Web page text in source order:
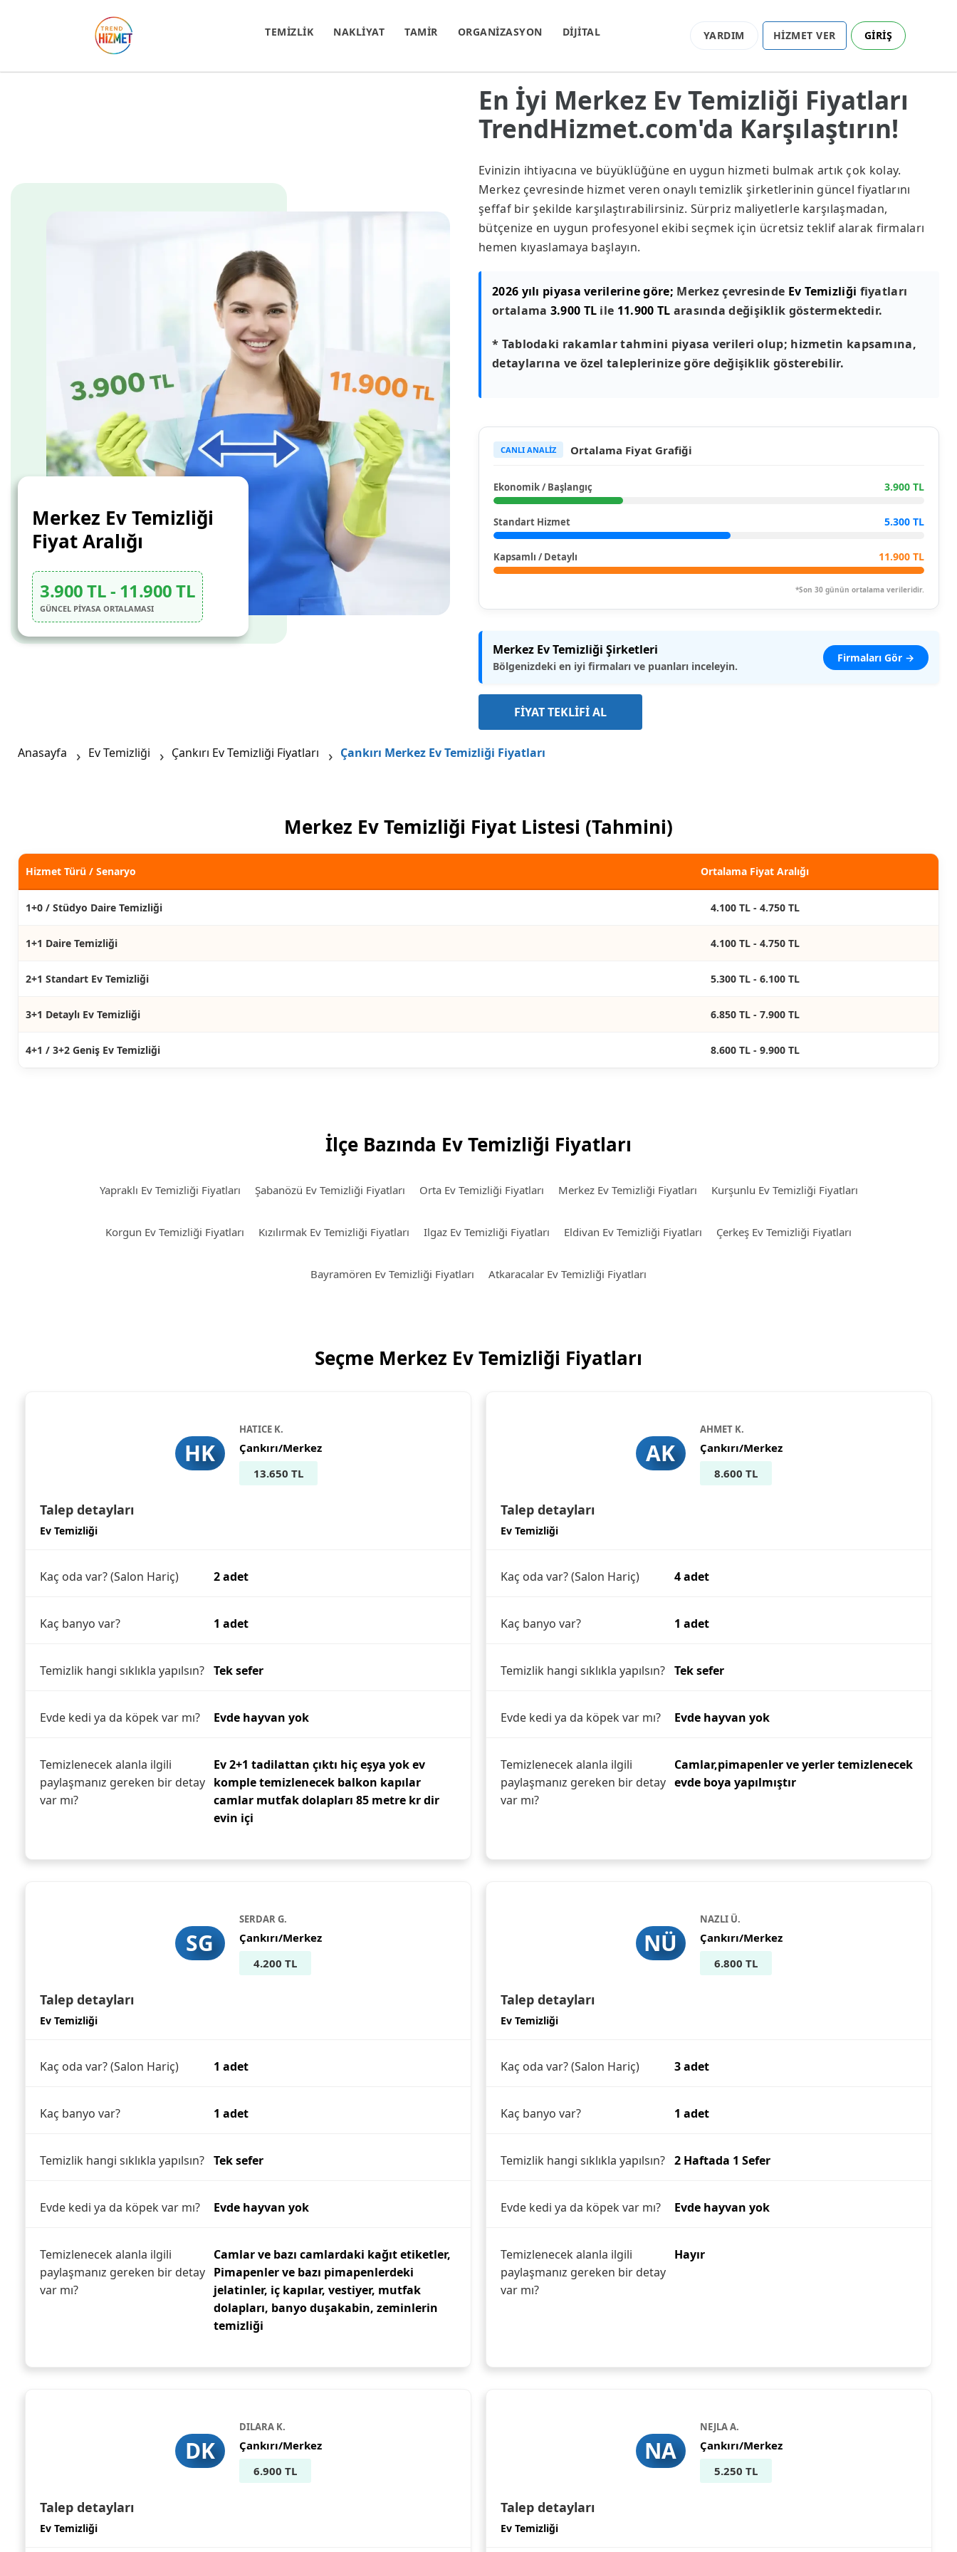
TEMİZLİK NAKLİYAT TAMİR ORGANİZASYON DİJİTAL YARDIM HİZMET VER GİRİŞ
En İyi Merkez Ev Temizliği Fiyatları
TrendHizmet.com'da Karşılaştırın!
Evinizin ihtiyacına ve büyüklüğüne en uygun hizmeti bulmak artık çok kolay.
Merkez çevresinde hizmet veren onaylı temizlik şirketlerinin güncel fiyatlarını
şeffaf bir şekilde karşılaştırabilirsiniz. Sürpriz maliyetlerle karşılaşmadan,
bütçenize en uygun profesyonel ekibi seçmek için ücretsiz teklif alarak firmaları
hemen kıyaslamaya başlayın.
2026 yılı piyasa verilerine göre; Merkez çevresinde Ev Temizliği fiyatları
ortalama 3.900 TL ile 11.900 TL arasında değişiklik göstermektedir.
* Tablodaki rakamlar tahmini piyasa verileri olup; hizmetin kapsamına,
detaylarına ve özel taleplerinize göre değişiklik gösterebilir.
CANLI ANALİZ Ortalama Fiyat Grafiği
Ekonomik / Başlangıç 3.900 TL
Standart Hizmet 5.300 TL
Kapsamlı / Detaylı 11.900 TL
*Son 30 günün ortalama verileridir.
Merkez Ev Temizliği Şirketleri
Bölgenizdeki en iyi firmaları ve puanları inceleyin.
Firmaları Gör →
FİYAT TEKLİFİ AL
Merkez Ev Temizliği
Fiyat Aralığı
3.900 TL - 11.900 TL
GÜNCEL PİYASA ORTALAMASI
Anasayfa Ev Temizliği Çankırı Ev Temizliği Fiyatları Çankırı Merkez Ev Temizliği Fiyatları
Merkez Ev Temizliği Fiyat Listesi (Tahmini)
Hizmet Türü / Senaryo Ortalama Fiyat Aralığı
1+0 / Stüdyo Daire Temizliği 4.100 TL - 4.750 TL
1+1 Daire Temizliği 4.100 TL - 4.750 TL
2+1 Standart Ev Temizliği 5.300 TL - 6.100 TL
3+1 Detaylı Ev Temizliği 6.850 TL - 7.900 TL
4+1 / 3+2 Geniş Ev Temizliği 8.600 TL - 9.900 TL
İlçe Bazında Ev Temizliği Fiyatları
Yapraklı Ev Temizliği Fiyatları Şabanözü Ev Temizliği Fiyatları Orta Ev Temizliği Fiyatları Merkez Ev Temizliği Fiyatları Kurşunlu Ev Temizliği Fiyatları
Korgun Ev Temizliği Fiyatları Kızılırmak Ev Temizliği Fiyatları Ilgaz Ev Temizliği Fiyatları Eldivan Ev Temizliği Fiyatları Çerkeş Ev Temizliği Fiyatları
Bayramören Ev Temizliği Fiyatları Atkaracalar Ev Temizliği Fiyatları
Seçme Merkez Ev Temizliği Fiyatları
HK
HATICE K.
Çankırı/Merkez
13.650 TL
Talep detayları
Ev Temizliği
Kaç oda var? (Salon Hariç) 2 adet
Kaç banyo var? 1 adet
Temizlik hangi sıklıkla yapılsın? Tek sefer
Evde kedi ya da köpek var mı? Evde hayvan yok
Temizlenecek alanla ilgili
paylaşmanız gereken bir detay
var mı?
Ev 2+1 tadilattan çıktı hiç eşya yok ev
komple temizlenecek balkon kapılar
camlar mutfak dolapları 85 metre kr dir
evin içi
AK
AHMET K.
Çankırı/Merkez
8.600 TL
Talep detayları
Ev Temizliği
Kaç oda var? (Salon Hariç) 4 adet
Kaç banyo var? 1 adet
Temizlik hangi sıklıkla yapılsın? Tek sefer
Evde kedi ya da köpek var mı? Evde hayvan yok
Temizlenecek alanla ilgili
paylaşmanız gereken bir detay
var mı?
Camlar,pimapenler ve yerler temizlenecek
evde boya yapılmıştır
SG
SERDAR G.
Çankırı/Merkez
4.200 TL
Talep detayları
Ev Temizliği
Kaç oda var? (Salon Hariç) 1 adet
Kaç banyo var? 1 adet
Temizlik hangi sıklıkla yapılsın? Tek sefer
Evde kedi ya da köpek var mı? Evde hayvan yok
Temizlenecek alanla ilgili
paylaşmanız gereken bir detay
var mı?
Camlar ve bazı camlardaki kağıt etiketler,
Pimapenler ve bazı pimapenlerdeki
jelatinler, iç kapılar, vestiyer, mutfak
dolapları, banyo duşakabin, zeminlerin
temizliği
NÜ
NAZLI Ü.
Çankırı/Merkez
6.800 TL
Talep detayları
Ev Temizliği
Kaç oda var? (Salon Hariç) 3 adet
Kaç banyo var? 1 adet
Temizlik hangi sıklıkla yapılsın? 2 Haftada 1 Sefer
Evde kedi ya da köpek var mı? Evde hayvan yok
Temizlenecek alanla ilgili
paylaşmanız gereken bir detay
var mı?
Hayır
DK
DILARA K.
Çankırı/Merkez
6.900 TL
Talep detayları
Ev Temizliği
NA
NEJLA A.
Çankırı/Merkez
5.250 TL
Talep detayları
Ev Temizliği